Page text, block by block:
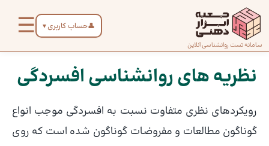
محتوا
سامانه تست روانشناسی آنلاین
👤حساب کاربری ▼
☰
صفحه
نظریه های روانشناسی افسردگی
رویكردهای نظری متفاوت نسبت به افسردگی موجب انواع
گوناگون مطالعات و مفروضات گوناگون شده است كه روی
پیمایش
نوشته